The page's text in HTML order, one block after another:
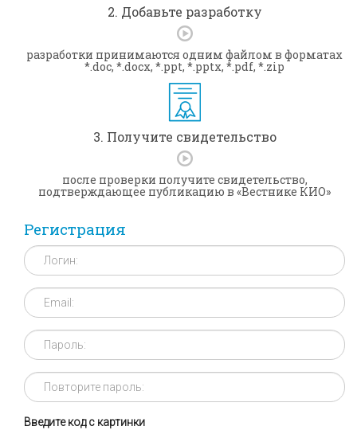
2. Добавьте разработку
разработки принимаются одним файлом в форматах
*.doc, *.docx, *.ppt, *.pptx, *.pdf, *.zip
3. Получите свидетельство
после проверки получите свидетельство,
подтверждающее публикацию в «Вестнике КИО»
Регистрация
Введите код с картинки